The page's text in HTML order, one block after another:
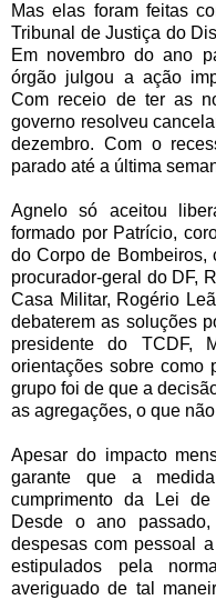
Mas elas foram feitas
Tribunal de Justiça do
Em novembro do ano
órgão julgou a ação
Com receio de ter as
governo resolveu
dezembro. Com o
parado até a última
Agnelo só aceitou
formado por Patrício,
do Corpo de Bombeiros,
procurador-geral do DF,
Casa Militar, Rogério
debaterem as soluções
presidente do TCDF,
orientações sobre como
grupo foi de que a
as agregações, o que
Apesar do impacto
garante que a
cumprimento da Lei de
Desde o ano
despesas com pessoal
estipulados pela
averiguado de tal